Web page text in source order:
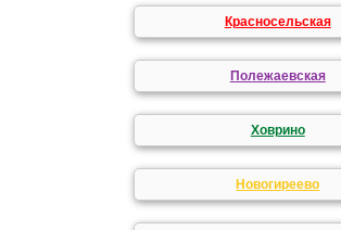
Красносельская
Полежаевская
Ховрино
Новогиреево